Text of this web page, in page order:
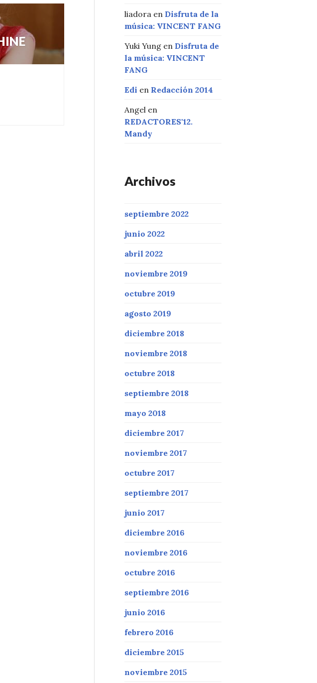
liadora en Disfruta de la
música: VINCENT FANG
Yuki Yung en Disfruta de
la música: VINCENT
FANG
Edi en Redacción 2014
Angel en
REDACTORES'12.
Mandy
Archivos
septiembre 2022
junio 2022
abril 2022
noviembre 2019
octubre 2019
agosto 2019
diciembre 2018
noviembre 2018
octubre 2018
septiembre 2018
mayo 2018
diciembre 2017
noviembre 2017
octubre 2017
septiembre 2017
junio 2017
diciembre 2016
noviembre 2016
octubre 2016
septiembre 2016
junio 2016
febrero 2016
diciembre 2015
noviembre 2015